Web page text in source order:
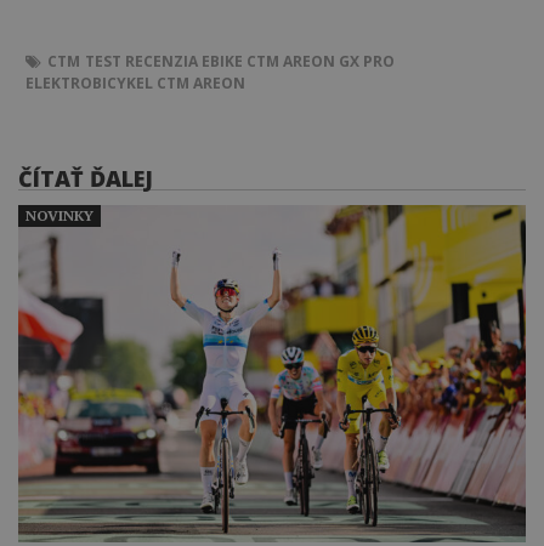
CTM TEST RECENZIA EBIKE CTM AREON GX PRO
ELEKTROBICYKEL CTM AREON
ČÍTAŤ ĎALEJ
NOVINKY